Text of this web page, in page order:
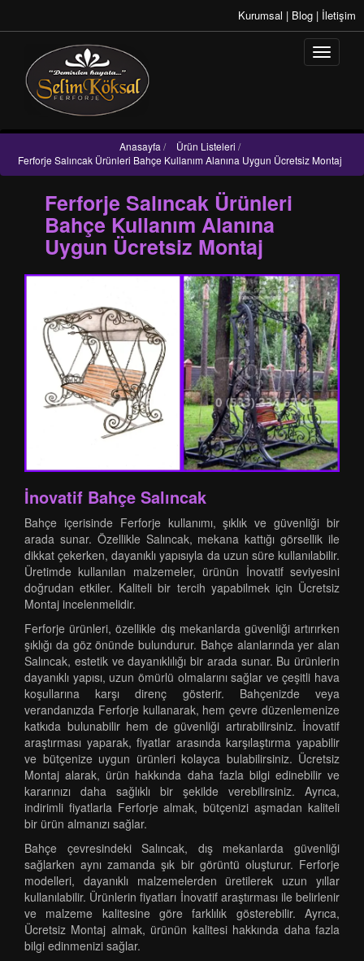
Kurumsal | Blog | İletişim
Anasayfa / Ürün Listeleri /
Ferforje Salıncak Ürünleri Bahçe Kullanım Alanına Uygun Ücretsiz Montaj
Ferforje Salıncak Ürünleri
Bahçe Kullanım Alanına
Uygun Ücretsiz Montaj
İnovatif Bahçe Salıncak
Bahçe içerisinde Ferforje kullanımı, şıklık ve güvenliği bir
arada sunar. Özellikle Salıncak, mekana kattığı görsellik ile
dikkat çekerken, dayanıklı yapısıyla da uzun süre kullanılabilir.
Üretimde kullanılan malzemeler, ürünün İnovatif seviyesini
doğrudan etkiler. Kaliteli bir tercih yapabilmek için Ücretsiz
Montaj incelenmelidir.
Ferforje ürünleri, özellikle dış mekanlarda güvenliği artırırken
şıklığı da göz önünde bulundurur. Bahçe alanlarında yer alan
Salıncak, estetik ve dayanıklılığı bir arada sunar. Bu ürünlerin
dayanıklı yapısı, uzun ömürlü olmalarını sağlar ve çeşitli hava
koşullarına karşı direnç gösterir. Bahçenizde veya
verandanızda Ferforje kullanarak, hem çevre düzenlemenize
katkıda bulunabilir hem de güvenliği artırabilirsiniz. İnovatif
araştırması yaparak, fiyatlar arasında karşılaştırma yapabilir
ve bütçenize uygun ürünleri kolayca bulabilirsiniz. Ücretsiz
Montaj alarak, ürün hakkında daha fazla bilgi edinebilir ve
kararınızı daha sağlıklı bir şekilde verebilirsiniz. Ayrıca,
indirimli fiyatlarla Ferforje almak, bütçenizi aşmadan kaliteli
bir ürün almanızı sağlar.
Bahçe çevresindeki Salıncak, dış mekanlarda güvenliği
sağlarken aynı zamanda şık bir görüntü oluşturur. Ferforje
modelleri, dayanıklı malzemelerden üretilerek uzun yıllar
kullanılabilir. Ürünlerin fiyatları İnovatif araştırması ile belirlenir
ve malzeme kalitesine göre farklılık gösterebilir. Ayrıca,
Ücretsiz Montaj almak, ürünün kalitesi hakkında daha fazla
bilgi edinmenizi sağlar.